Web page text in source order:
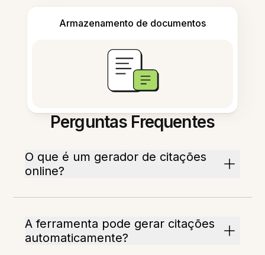
Armazenamento de documentos
Perguntas Frequentes
O que é um gerador de citações
online?
A ferramenta pode gerar citações
automaticamente?